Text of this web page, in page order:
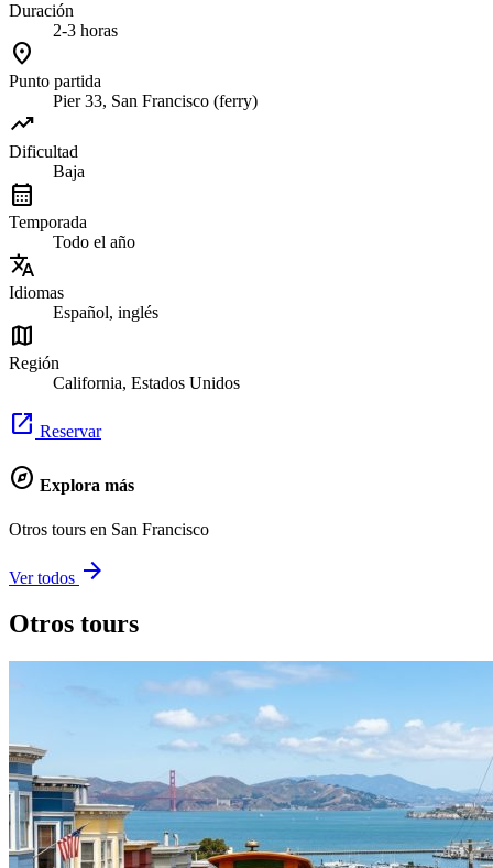
Duración
2-3 horas
location_on
Punto partida
Pier 33, San Francisco (ferry)
trending_up
Dificultad
Baja
calendar_month
Temporada
Todo el año
translate
Idiomas
Español, inglés
map
Región
California, Estados Unidos
open_in_new Reservar
explore Explora más
Otros tours en San Francisco
Ver todos arrow_forward
Otros tours